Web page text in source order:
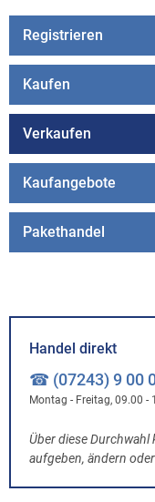
Registrieren
Kaufen
Verkaufen
Kaufangebote
Pakethandel
Handel direkt
☎ (07243) 9 00
Montag - Freitag, 09.00 -
Über diese
aufgeben, ändern